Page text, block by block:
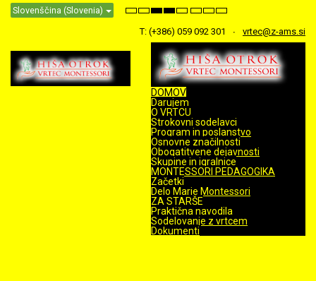
Slovenščina (Slovenia)
Default
NightHigh
Black
White
mode
High
Black
Yellow
mode
High
Yellow
mode
Set
Font
Set
Font
Set
Font
T: (+386) 059 092 301 vrtec@z-ams.si
DOMOV
Darujem
O VRTCU
Strokovni sodelavci
Program in poslanstvo
Osnovne značilnosti
Obogatitvene dejavnosti
Skupine in igralnice
MONTESSORI PEDAGOGIKA
Začetki
Delo Marie Montessori
ZA STARŠE
Praktična navodila
Sodelovanje z vrtcem
Dokumenti